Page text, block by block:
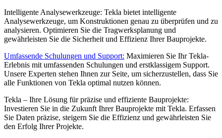
Intelligente Analysewerkzeuge: Tekla bietet intelligente
Analysewerkzeuge, um Konstruktionen genau zu überprüfen und zu
analysieren. Optimieren Sie die Tragwerksplanung und
gewährleisten Sie die Sicherheit und Effizienz Ihrer Bauprojekte.
Umfassende Schulungen und Support: Maximieren Sie Ihr Tekla-
Erlebnis mit umfassenden Schulungen und erstklassigem Support.
Unsere Experten stehen Ihnen zur Seite, um sicherzustellen, dass Sie
alle Funktionen von Tekla optimal nutzen können.
Tekla – Ihre Lösung für präzise und effiziente Bauprojekte:
Investieren Sie in die Zukunft Ihrer Bauprojekte mit Tekla. Erfassen
Sie Daten präzise, steigern Sie die Effizienz und gewährleisten Sie
den Erfolg Ihrer Projekte.